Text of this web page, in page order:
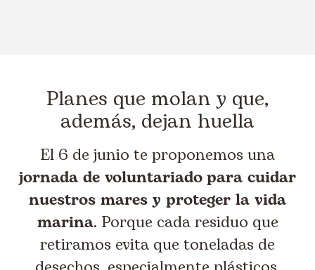
Planes que molan y que,
además, dejan huella
El 6 de junio te proponemos una
jornada de voluntariadopara cuidar
nuestros mares y proteger la vida
marina. Porque cada residuo que
retiramos evita que toneladas de